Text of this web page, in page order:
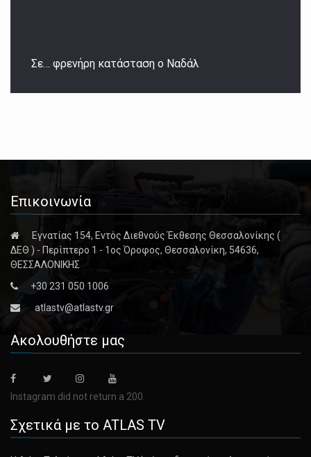
Σε… φρενήρη κατάσταση ο Ναδάλ
Επικοινωνία
Εγνατίας 154, Εντός Διεθνούς Έκθεσης Θεσσαλονίκης (
ΔΕΘ ) - Περίπτερο 1 - 1ος Όροφος, Θεσσαλονίκη, 54636,
ΘΕΣΣΑΛΟΝΙΚΗΣ
+30 231 050 1006
atlastv@atlastv.gr
Ακολουθήστε μας
Instagram did not return a 200.
Σχετικά με το ATLAS TV